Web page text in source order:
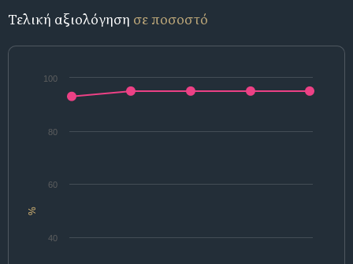
Τελική αξιολόγηση σε ποσοστό
%
40
60
80
100